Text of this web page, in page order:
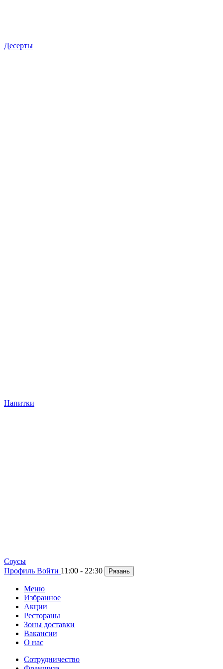
Десерты
Напитки
Cоусы
Профиль Войти 11:00 - 22:30 Рязань
Меню
Избранное
Акции
Рестораны
Зоны доставки
Вакансии
О нас
Сотрудничество